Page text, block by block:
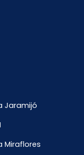
Jaramijó
Miraflores